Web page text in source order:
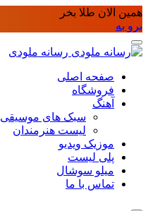
همین الان طلا بخر
برو به
رسانه ملودی
صفحه اصلی
فروشگاه
آهنگ
سبک های موسیقی
لیست هنرمندان
موزیک ویدیو
پلی لیست
میلو سوشال
تماس با ما